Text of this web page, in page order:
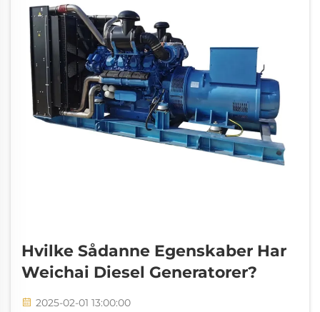
Hvilke Sådanne Egenskaber Har
Weichai Diesel Generatorer?
2025-02-01 13:00:00